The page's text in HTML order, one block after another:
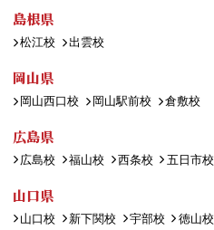
島根県
松江校 出雲校
岡山県
岡山西口校 岡山駅前校 倉敷校
広島県
広島校 福山校 西条校 五日市校
山口県
山口校 新下関校 宇部校 徳山校